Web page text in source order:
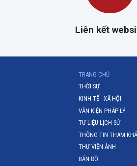
Liên kết
TRANG CHỦ(CURRENT)
THỜI SỰ
KINH TẾ - XÃ HỘI
VĂN KIỆN PHÁP LÝ
TƯ LIỆU LỊCH SỬ
THÔNG TIN THAM
THƯ VIỆN ẢNH
BẢN ĐỒ